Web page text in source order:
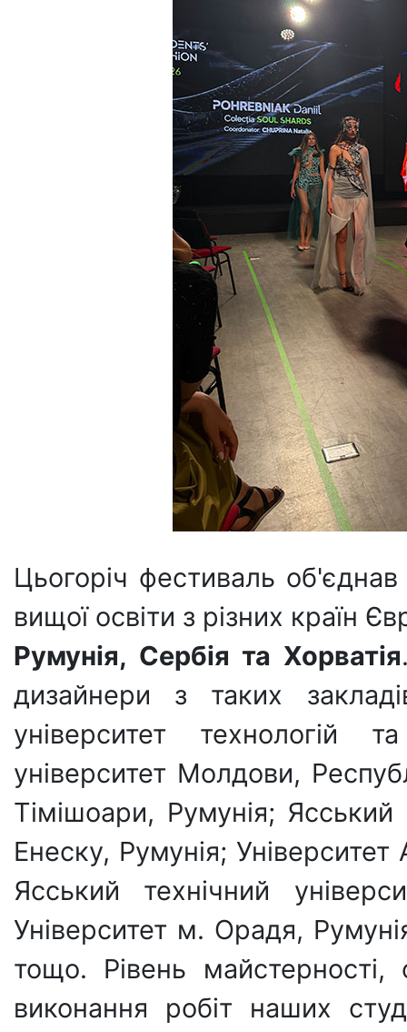
Цьогоріч фестиваль
вищої освіти з різних країн
Румунія, Сербія та Хорватія
дизайнери з таких
університет технологій
університет Молдови,
Тімішоари, Румунія;
Енеску, Румунія;
Ясський технічний
Університет м. Орадя,
тощо. Рівень майстерності,
виконання робіт наших